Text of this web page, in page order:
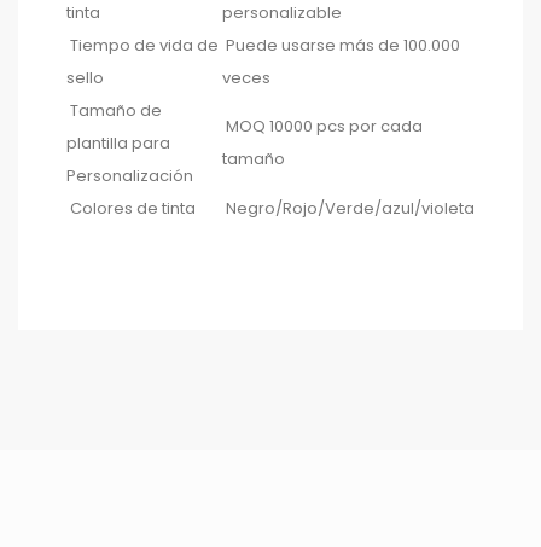
tinta
personalizable
Tiempo de vida de
sello
Puede usarse más de 100.000
veces
Tamaño de
plantilla para
Personalización
MOQ 10000 pcs por cada
tamaño
Colores de tinta Negro/Rojo/Verde/azul/violeta